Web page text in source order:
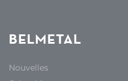
BELMETAL
Nouvelles